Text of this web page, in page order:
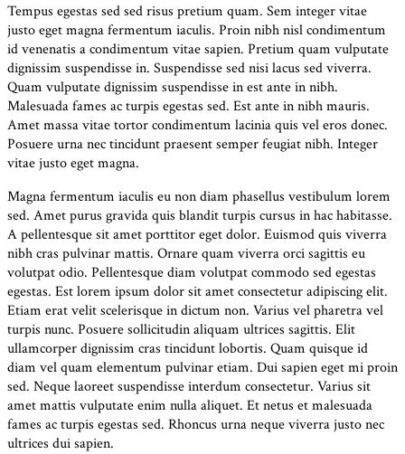
Tempus egestas sed sed risus pretium quam. Sem integer vitae
justo eget magna fermentum iaculis. Proin nibh nisl condimentum
id venenatis a condimentum vitae sapien. Pretium quam vulputate
dignissim suspendisse in. Suspendisse sed nisi lacus sed viverra.
Quam vulputate dignissim suspendisse in est ante in nibh.
Malesuada fames ac turpis egestas sed. Est ante in nibh mauris.
Amet massa vitae tortor condimentum lacinia quis vel eros donec.
Posuere urna nec tincidunt praesent semper feugiat nibh. Integer
vitae justo eget magna.
Magna fermentum iaculis eu non diam phasellus vestibulum lorem
sed. Amet purus gravida quis blandit turpis cursus in hac habitasse.
A pellentesque sit amet porttitor eget dolor. Euismod quis viverra
nibh cras pulvinar mattis. Ornare quam viverra orci sagittis eu
volutpat odio. Pellentesque diam volutpat commodo sed egestas
egestas. Est lorem ipsum dolor sit amet consectetur adipiscing elit.
Etiam erat velit scelerisque in dictum non. Varius vel pharetra vel
turpis nunc. Posuere sollicitudin aliquam ultrices sagittis. Elit
ullamcorper dignissim cras tincidunt lobortis. Quam quisque id
diam vel quam elementum pulvinar etiam. Dui sapien eget mi proin
sed. Neque laoreet suspendisse interdum consectetur. Varius sit
amet mattis vulputate enim nulla aliquet. Et netus et malesuada
fames ac turpis egestas sed. Rhoncus urna neque viverra justo nec
ultrices dui sapien.